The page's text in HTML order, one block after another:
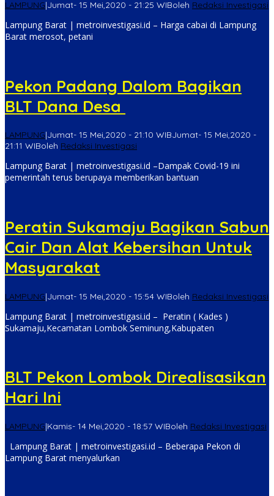
LAMPUNG|Jumat- 15 Mei,2020 - 21:25 WIBoleh Redaksi Investigasi
Lampung Barat | metroinvestigasi.id – Harga cabai di Lampung
Barat merosot, petani
Pekon Padang Dalom Bagikan
BLT Dana Desa
LAMPUNG|Jumat- 15 Mei,2020 - 21:10 WIBJumat- 15 Mei,2020 -
21:11 WIBoleh Redaksi Investigasi
Lampung Barat | metroinvestigasi.id –Dampak Covid-19 ini
pemerintah terus berupaya memberikan bantuan
Peratin Sukamaju Bagikan Sabun
Cair Dan Alat Kebersihan Untuk
Masyarakat
LAMPUNG|Jumat- 15 Mei,2020 - 15:54 WIBoleh Redaksi Investigasi
Lampung Barat | metroinvestigasi.id – Peratin ( Kades )
Sukamaju,Kecamatan Lombok Seminung,Kabupaten
BLT Pekon Lombok Direalisasikan
Hari Ini
LAMPUNG|Kamis- 14 Mei,2020 - 18:57 WIBoleh Redaksi Investigasi
Lampung Barat | metroinvestigasi.id – Beberapa Pekon di
Lampung Barat menyalurkan